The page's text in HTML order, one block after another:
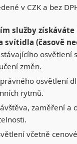
v CZK a bez
služby získáváte
svítidla (časově
osvětlení
změn.
osvětlení
rytmů.
zaměření a
včetně